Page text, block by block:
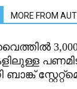
MORE FROM
3,000
ബാങ്ക്